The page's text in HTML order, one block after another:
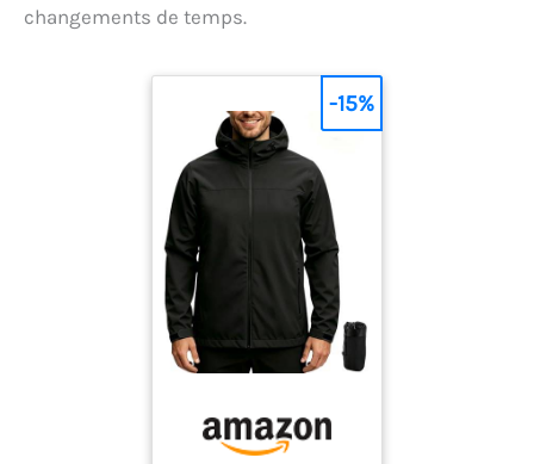
changements de temps.
-15%